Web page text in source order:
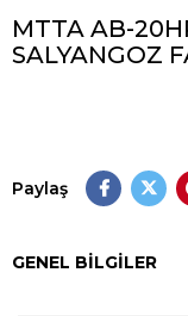
MTTA AB-
SALYANGOZ
Paylaş
GENEL BILGILER